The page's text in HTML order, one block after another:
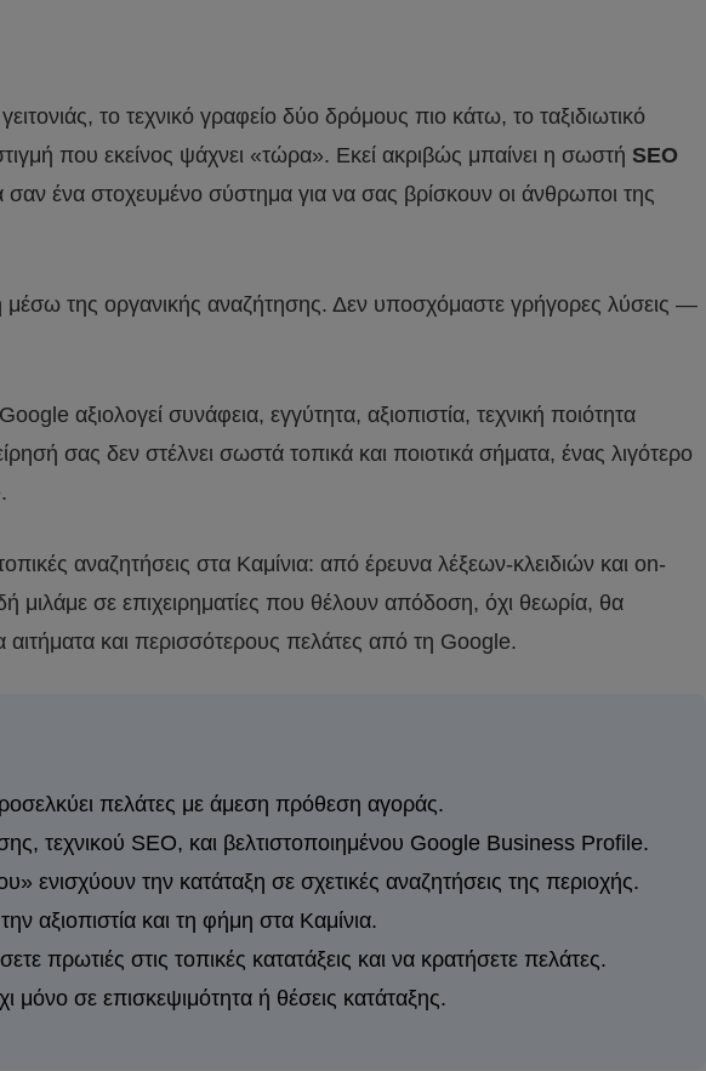
το τεχνικό γραφείο δύο δρόμους πιο κάτω, το ταξιδιωτικό
που εκείνος ψάχνει «τώρα». Εκεί ακριβώς μπαίνει η σωστή SEO
σαν ένα στοχευμένο σύστημα για να σας βρίσκουν οι άνθρωποι της
μέσω της οργανικής αναζήτησης. Δεν υποσχόμαστε γρήγορες λύσεις —
αξιολογεί συνάφεια, εγγύτητα, αξιοπιστία, τεχνική ποιότητα
σας δεν στέλνει σωστά τοπικά και ποιοτικά σήματα, ένας λιγότερο
αναζητήσεις στα Καμίνια: από έρευνα λέξεων-κλειδιών και on-
μιλάμε σε επιχειρηματίες που θέλουν απόδοση, όχι θεωρία, θα
και περισσότερους πελάτες από τη Google.
πελάτες με άμεση πρόθεση αγοράς.
τεχνικού SEO, και βελτιστοποιημένου Google Business Profile.
την κατάταξη σε σχετικές αναζητήσεις της περιοχής.
αξιοπιστία και τη φήμη στα Καμίνια.
πρωτιές στις τοπικές κατατάξεις και να κρατήσετε πελάτες.
σε επισκεψιμότητα ή θέσεις κατάταξης.